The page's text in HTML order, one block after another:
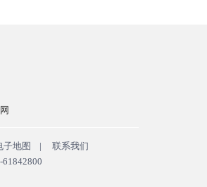
子地图 |
联系我们